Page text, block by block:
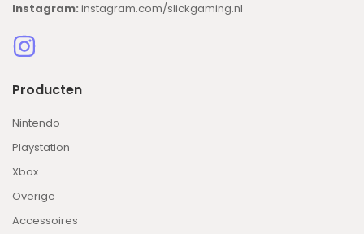
Instagram: instagram.com/slickgaming.nl
Producten
Nintendo
Playstation
Xbox
Overige
Accessoires